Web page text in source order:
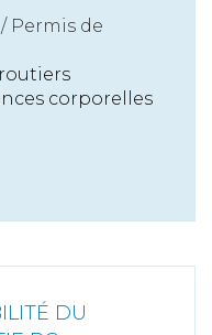
/ Permis de
corporelles
DU